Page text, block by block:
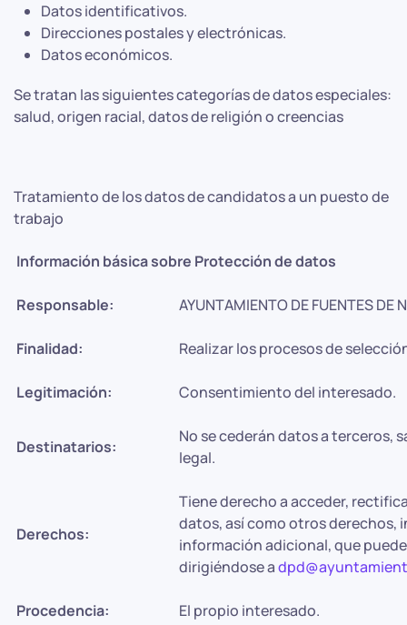
Datos identificativos.
Direcciones postales y electrónicas.
Datos económicos.
Se tratan las siguientes categorías de datos especiales:
salud, origen racial, datos de religión o creencias
Tratamiento de los datos de candidatos a un puesto de
trabajo
Información básica sobre Protección de datos
Responsable: AYUNTAMIENTO DE FUENTES DE
Finalidad: Realizar los procesos de
Legitimación: Consentimiento del interesado.
Destinatarios:
No se cederán datos a terceros,
legal.
Derechos:
Tiene derecho a acceder,
datos, así como otros derechos,
información adicional, que
dirigiéndose a
Procedencia: El propio interesado.